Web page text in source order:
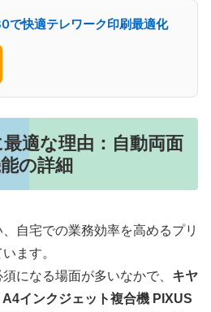
で快適テレワーク印刷最適化
適な理由：自動両面
の詳細
自宅での業務効率を高めるプリ
ます。
になる場面が多いなかで、 キヤ
インクジェット複合機 PIXUS